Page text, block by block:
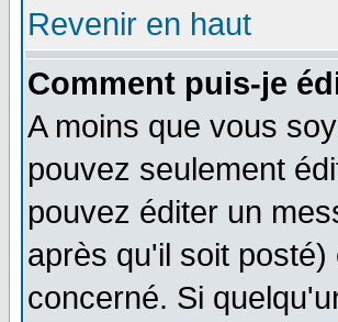
Revenir en haut
Comment puis-je
A moins que vous
pouvez seulement
pouvez éditer un
après qu'il soit
concerné. Si